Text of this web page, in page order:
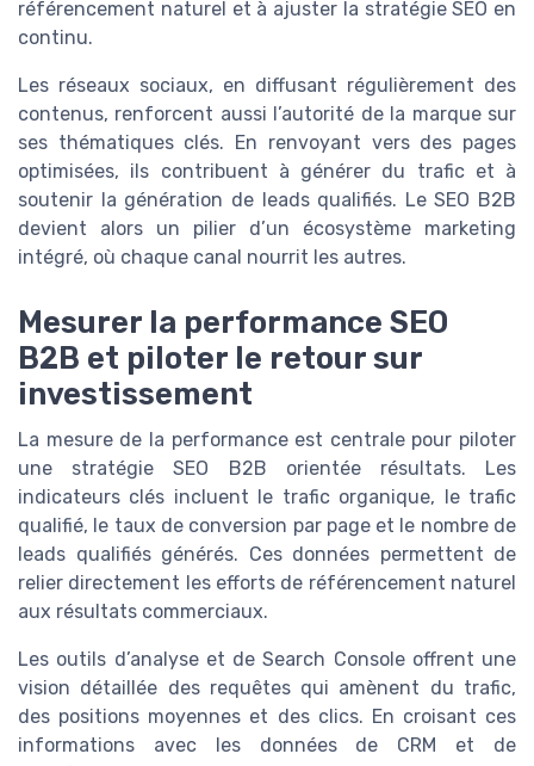
référencement naturel et à ajuster la stratégie SEO en
continu.
Les réseaux sociaux, en diffusant régulièrement des
contenus, renforcent aussi l’autorité de la marque sur
ses thématiques clés. En renvoyant vers des pages
optimisées, ils contribuent à générer du trafic et à
soutenir la génération de leads qualifiés. Le SEO B2B
devient alors un pilier d’un écosystème marketing
intégré, où chaque canal nourrit les autres.
Mesurer la performance SEO
B2B et piloter le retour sur
investissement
La mesure de la performance est centrale pour piloter
une stratégie SEO B2B orientée résultats. Les
indicateurs clés incluent le trafic organique, le trafic
qualifié, le taux de conversion par page et le nombre de
leads qualifiés générés. Ces données permettent de
relier directement les efforts de référencement naturel
aux résultats commerciaux.
Les outils d’analyse et de Search Console offrent une
vision détaillée des requêtes qui amènent du trafic,
des positions moyennes et des clics. En croisant ces
informations avec les données de CRM et de